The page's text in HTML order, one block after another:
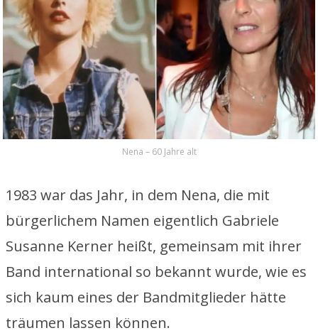
Nena – 60 Jahre alt
1983 war das Jahr, in dem Nena, die mit
bürgerlichem Namen eigentlich Gabriele
Susanne Kerner heißt, gemeinsam mit ihrer
Band international so bekannt wurde, wie es
sich kaum eines der Bandmitglieder hätte
träumen lassen können.